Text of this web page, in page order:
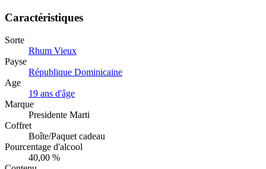
Caractéristiques
Sorte
Rhum Vieux
Payse
République Dominicaine
Age
19 ans d'âge
Marque
Presidente Marti
Coffret
Boîte/Paquet cadeau
Pourcentage d'alcool
40,00 %